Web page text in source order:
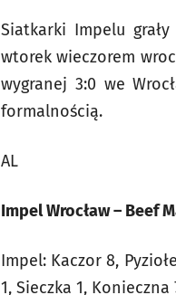
Siatkarki Impelu
wtorek wieczorem
wygranej 3:0 we
formalnością.
AL
Impel Wrocław – Beef
Impel: Kaczor 8,
1, Sieczka 1, Konieczna